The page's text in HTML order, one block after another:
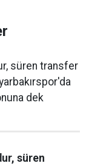
süren transfer
dek
süren